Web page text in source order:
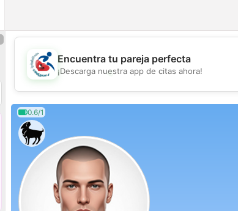
💖
Encuentra tu pareja perfecta
¡Descarga nuestra app de citas ahora!
0.6/1